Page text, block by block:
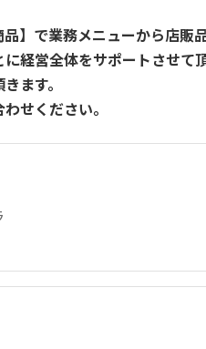
】で業務メニューから店販
経営全体をサポートさせて頂
ます。
せください。